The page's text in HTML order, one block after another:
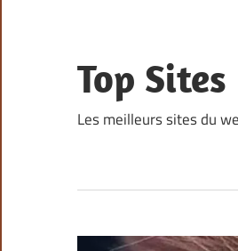
content
Top Sites
Les meilleurs sites du